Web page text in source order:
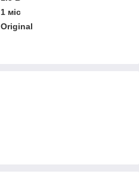
1 міс
Original